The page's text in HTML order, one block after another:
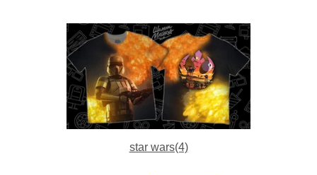
star wars(4)